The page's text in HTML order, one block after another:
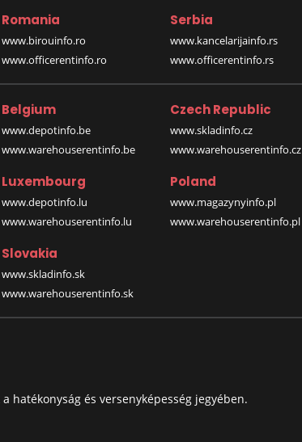
Romania
www.birouinfo.ro
www.officerentinfo.ro
Serbia
www.kancelarijainfo.rs
www.officerentinfo.rs
Belgium
www.depotinfo.be
www.warehouserentinfo.be
Czech Republic
www.skladinfo.cz
www.warehouserentinfo.cz
Luxembourg
www.depotinfo.lu
www.warehouserentinfo.lu
Poland
www.magazynyinfo.pl
www.warehouserentinfo.pl
Slovakia
www.skladinfo.sk
www.warehouserentinfo.sk
hatékonyság és versenyképesség jegyében.